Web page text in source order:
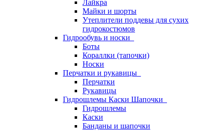
Лайкра
Майки и шорты
Утеплители поддевы для сухих
гидрокостюмов
Гидрообувь и носки
Боты
Кораллки (тапочки)
Носки
Перчатки и рукавицы
Перчатки
Рукавицы
Гидрошлемы Каски Шапочки
Гидрошлемы
Каски
Банданы и шапочки